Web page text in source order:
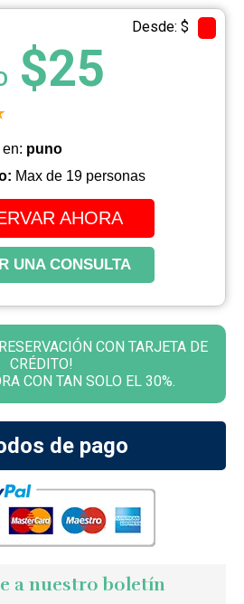
Desde: $
$25
en: puno
Max de 19 personas
AHORA
UNA CONSULTA
CON TARJETA DE
CRÉDITO!
CON TAN SOLO EL 30%.
de pago
a nuestro boletín